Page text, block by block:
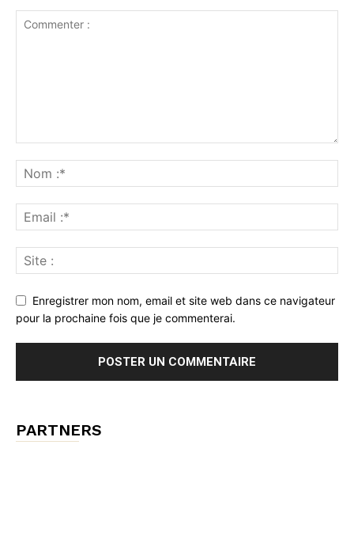
Enregistrer mon nom, email et site web dans ce navigateur
pour la prochaine fois que je commenterai.
PARTNERS